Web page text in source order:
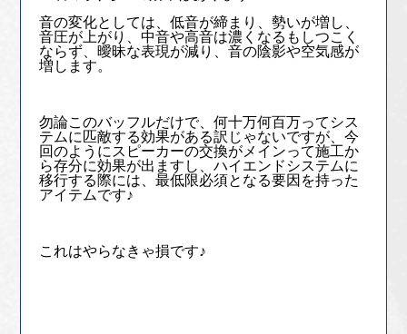
音の変化としては、低音が締まり、勢いが増し、
音圧が上がり、中音や高音は濃くなるもしつこく
ならず、曖昧な表現が減り、音の陰影や空気感が
増します。
勿論このバッフルだけで、何十万何百万ってシス
テムに匹敵する効果がある訳じゃないですが、今
回のようにスピーカーの交換がメインって施工か
ら存分に効果が出ますし、ハイエンドシステムに
移行する際には、最低限必須となる要因を持った
アイテムです♪
これはやらなきゃ損です♪